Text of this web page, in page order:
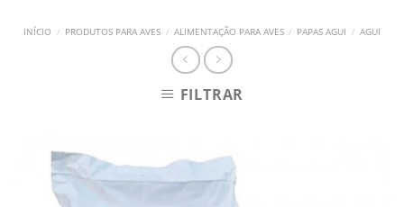
INÍCIO / PRODUTOS PARA AVES / ALIMENTAÇÃO PARA AVES / PAPAS AGUI / AGUI
FILTRAR